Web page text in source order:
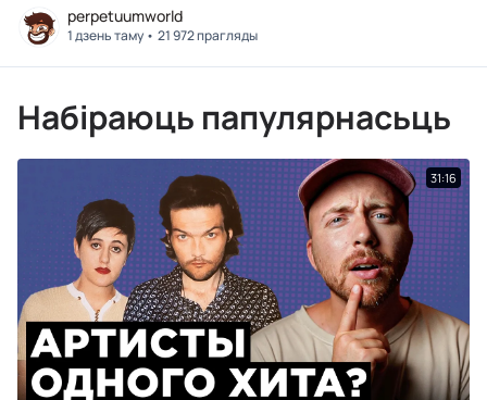
perpetuumworld
1 дзень таму 21 972 прагляды
Набіраюць папулярнасьць
31:16